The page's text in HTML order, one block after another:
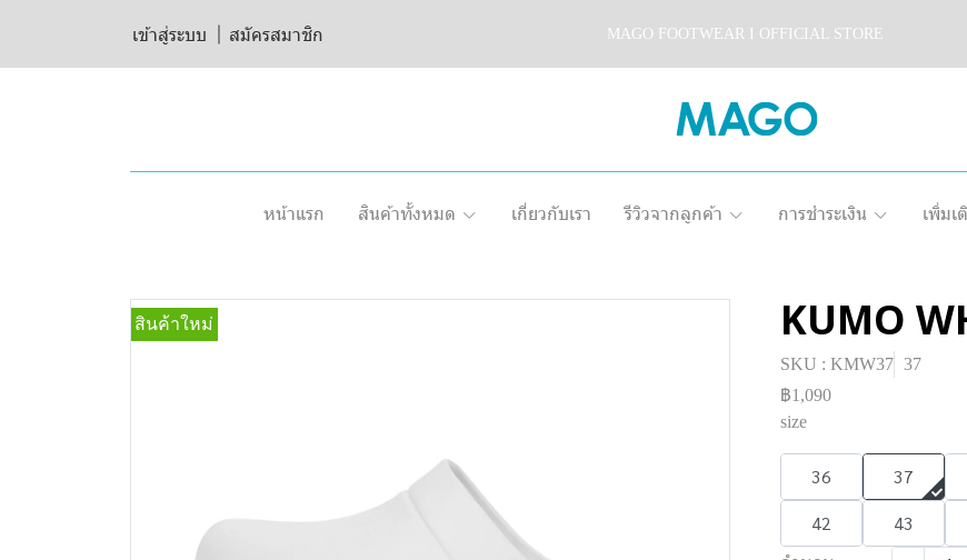
เข้าสู่ระบบ สมัครสมาชิก MAGO FOOTWEAR I OFFICIAL STORE
หน้าแรก สินค้าทั้งหมด เกี่ยวกับเรา รีวิวจากลูกค้า การชำระเงิน เพิ่มเ
สินค้าใหม่ KUMO
SKU : KMW37 37
฿1,090
size
36 37
42
43